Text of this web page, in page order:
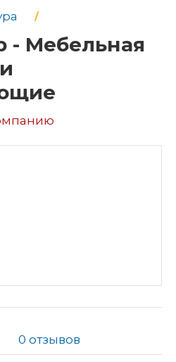
- Мебельная
0 отзывов